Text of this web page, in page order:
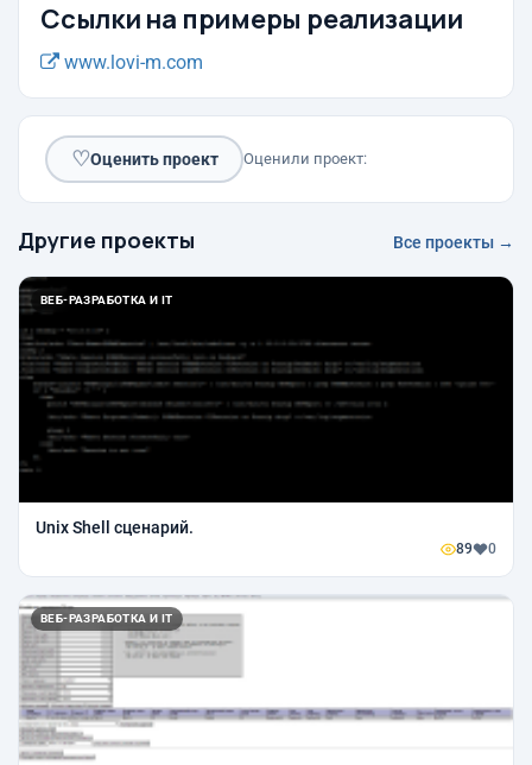
Ссылки на примеры реализации
www.lovi-m.com
♡Оценить проект Оценили проект:
Другие проекты Все проекты →
ВЕБ-РАЗРАБОТКА И IT
Unix Shell сценарий.
89 0
ВЕБ-РАЗРАБОТКА И IT